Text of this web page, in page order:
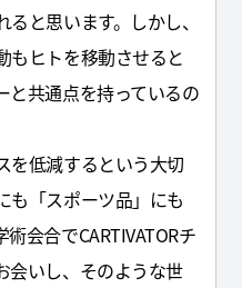
と思います。しかし、
もヒトを移動させると
と共通点を持っているの
を低減するという大切
も「スポーツ品」にも
会合でCARTIVATORチ
会いし、そのような世